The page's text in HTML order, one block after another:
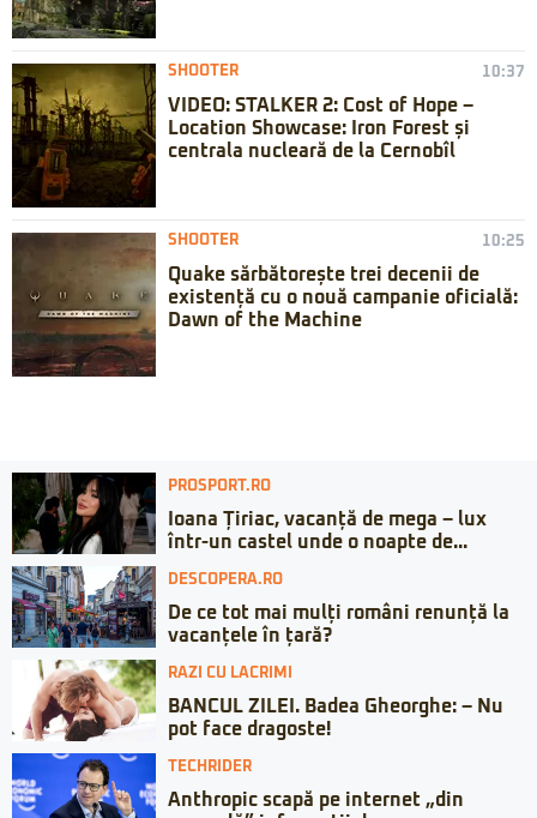
SHOOTER 10:37
VIDEO: STALKER 2: Cost of Hope –
Location Showcase: Iron Forest și
centrala nucleară de la Cernobîl
SHOOTER 10:25
Quake sărbătorește trei decenii de
existență cu o nouă campanie oficială:
Dawn of the Machine
PROSPORT.RO
Ioana Țiriac, vacanță de mega – lux
într-un castel unde o noapte de...
DESCOPERA.RO
De ce tot mai mulți români renunță la
vacanțele în țară?
RAZI CU LACRIMI
BANCUL ZILEI. Badea Gheorghe: – Nu
pot face dragoste!
TECHRIDER
Anthropic scapă pe internet „din